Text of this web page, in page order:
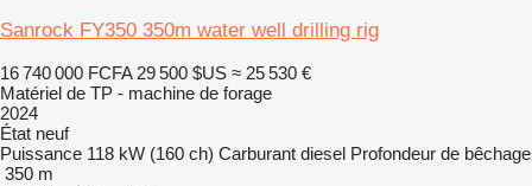
Sanrock FY350 350m water well drilling rig
16 740 000 FCFA 29 500 $US ≈ 25 530 €
Matériel de TP - machine de forage
2024
État neuf
Puissance 118 kW (160 ch) Carburant diesel Profondeur de bêchage
350 m